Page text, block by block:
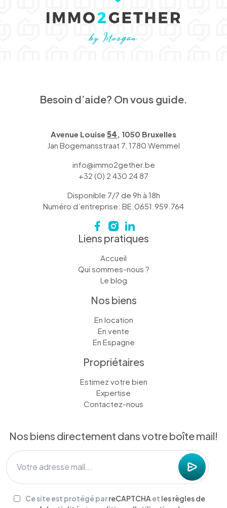
Besoin d’aide? On vous guide.
Avenue Louise 54 , 1050 Bruxelles
Jan Bogemansstraat 7, 1780 Wemmel
info@immo2gether.be
+32 (0) 2 430 24 87
Disponible 7/7 de 9h à 18h
Numéro d’entreprise: BE.0651.959.764
Liens pratiques
Accueil
Qui sommes-nous ?
Le blog
Nos biens
En location
En vente
En Espagne
Propriétaires
Estimez votre bien
Expertise
Contactez-nous
Nos biens directement dans votre boîte mail!
Ce site est protégé parreCAPTCHA et les règles de